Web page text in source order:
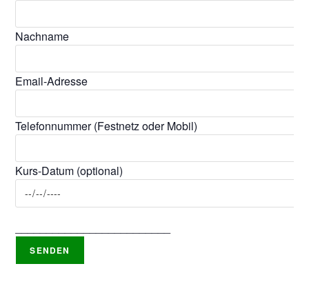
Nachname
Email-Adresse
Telefonnummer (Festnetz oder Mobil)
Kurs-Datum (optional)